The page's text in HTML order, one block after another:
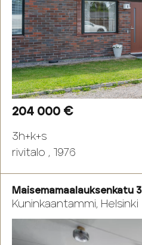
204 000 €
3h+k+s
rivitalo , 1976
Maisemamaalauksenkatu 3
Kuninkaantammi, Helsinki